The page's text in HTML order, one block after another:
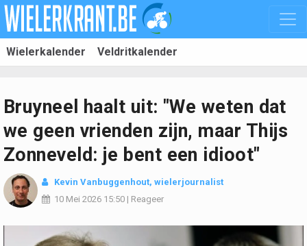
Wielerkalender Veldritkalender
Bruyneel haalt uit: "We weten dat
we geen vrienden zijn, maar Thijs
Zonneveld: je bent een idioot"
Kevin Vanbuggenhout, wielerjournalist
10 Mei 2026 15:50 | Reageer